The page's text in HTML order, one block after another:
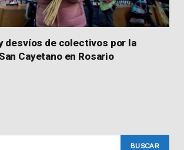
desvíos de colectivos por la
Cayetano en Rosario